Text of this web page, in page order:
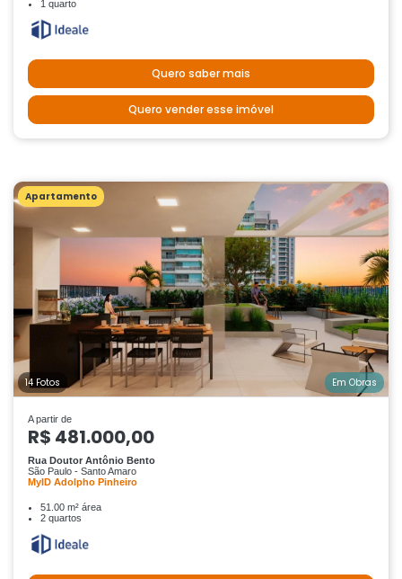
1 quarto
Quero saber mais
Quero vender esse imóvel
Apartamento
14 Fotos Em Obras
A partir de
R$ 481.000,00
Rua Doutor Antônio Bento
São Paulo - Santo Amaro
MyID Adolpho Pinheiro
51.00 m² área
2 quartos